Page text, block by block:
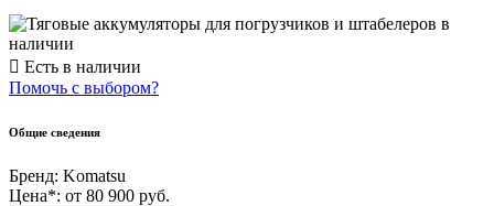
Есть в наличии
Помочь с выбором?
Общие сведения
Бренд: Komatsu
Цена*: от 80 900 руб.